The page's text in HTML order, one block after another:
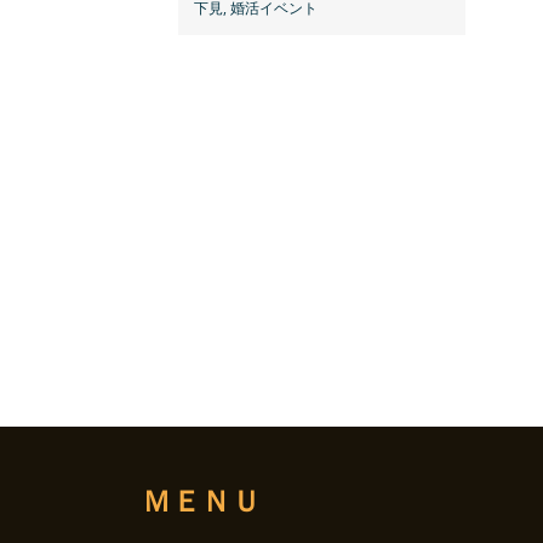
下見,婚活イベント
ＭＥＮＵ